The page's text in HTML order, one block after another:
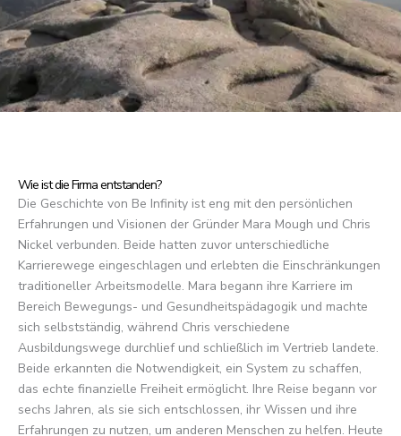
Wie ist die Firma entstanden?
Die Geschichte von Be Infinity ist eng mit den persönlichen
Erfahrungen und Visionen der Gründer Mara Mough und Chris
Nickel verbunden. Beide hatten zuvor unterschiedliche
Karrierewege eingeschlagen und erlebten die Einschränkungen
traditioneller Arbeitsmodelle. Mara begann ihre Karriere im
Bereich Bewegungs- und Gesundheitspädagogik und machte
sich selbstständig, während Chris verschiedene
Ausbildungswege durchlief und schließlich im Vertrieb landete.
Beide erkannten die Notwendigkeit, ein System zu schaffen,
das echte finanzielle Freiheit ermöglicht. Ihre Reise begann vor
sechs Jahren, als sie sich entschlossen, ihr Wissen und ihre
Erfahrungen zu nutzen, um anderen Menschen zu helfen. Heute